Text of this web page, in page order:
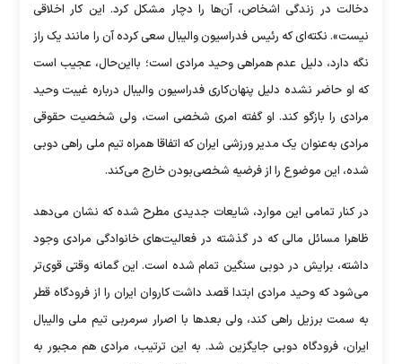
دخالت در زندگی اشخاص، آن‌ها را دچار مشکل کرد. این کار اخلاقی
نیست». نکته‌ای که رئیس فدراسیون والیبال سعی کرده آن را مانند یک راز
نگه دارد، دلیل عدم همراهی وحید مرادی است؛ بااین‌حال، عجیب است
که او حاضر نشده دلیل پنهان‌کاری فدراسیون والیبال درباره غیبت وحید
مرادی را بازگو کند. او گفته امری شخصی است، ولی شخصیت حقوقی
مرادی به‌عنوان یک مدیر ورزشی ایران که اتفاقا همراه تیم ملی راهی دوبی
شده، این موضوع را از فرضیه شخصی‌بودن خارج می‌کند.
در کنار تمامی این موارد، شایعات جدیدی مطرح شده که نشان می‌دهد
ظاهرا مسائل مالی که در گذشته در فعالیت‌های خانوادگی مرادی وجود
داشته، برایش در دوبی سنگین تمام شده است. این گمانه وقتی قوی‌تر
می‌شود که وحید مرادی ابتدا قصد داشت کاروان ایران را از فرودگاه قطر
به سمت برزیل راهی کند، ولی بعد‌ها با اصرار سرمربی تیم ملی والیبال
ایران، فرودگاه دوبی جایگزین شد. به این ترتیب، مرادی هم مجبور به